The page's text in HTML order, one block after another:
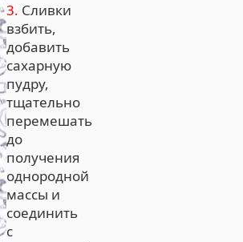
3. Сливки
взбить,
добавить
сахарную
пудру,
тщательно
перемешать
до
получения
однородной
массы и
соединить
с